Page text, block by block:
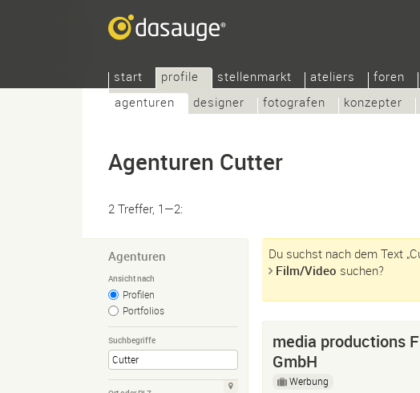
start
profile
agenturen
designer fotografen konzepter
stellenmarkt ateliers foren
Agenturen Cutter
2 Treffer, 1—2:
Agenturen
Ansicht nach
Profilen
Portfolios
Suchbegriffe
Du suchst nach dem Text
Film/Video suchen?
media productions
GmbH
Werbung